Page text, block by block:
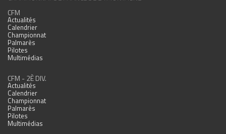
CFM
Actualités
Calendrier
Championnat
Palmarès
Pilotes
Multimédias
CFM - 2È DIV.
Actualités
Calendrier
Championnat
Palmarès
Pilotes
Multimédias